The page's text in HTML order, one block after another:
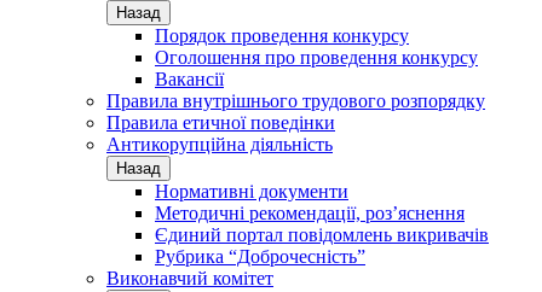
Назад
Порядок проведення конкурсу
Оголошення про проведення конкурсу
Вакансії
Правила внутрішнього трудового розпорядку
Правила етичної поведінки
Антикорупційна діяльність
Назад
Нормативні документи
Методичні рекомендації, роз’яснення
Єдиний портал повідомлень викривачів
Рубрика “Доброчесність”
Виконавчий комітет